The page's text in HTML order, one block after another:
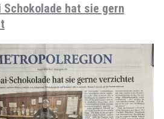
Schokolade hat sie gern